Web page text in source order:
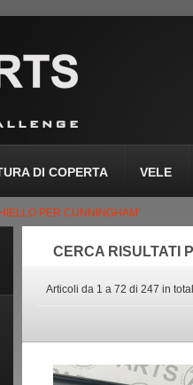
DI COPERTA VELE
PER CUNNINGHAM'
CERCA RISULTATI
Articoli da 1 a 72 di 247 in